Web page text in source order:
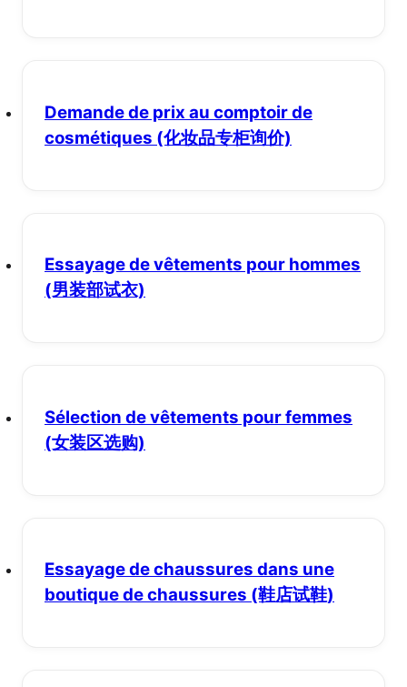
Demande de prix au comptoir de
cosmétiques (化妆品专柜询价)
Essayage de vêtements pour hommes
(男装部试衣)
Sélection de vêtements pour femmes
(女装区选购)
Essayage de chaussures dans une
boutique de chaussures (鞋店试鞋)